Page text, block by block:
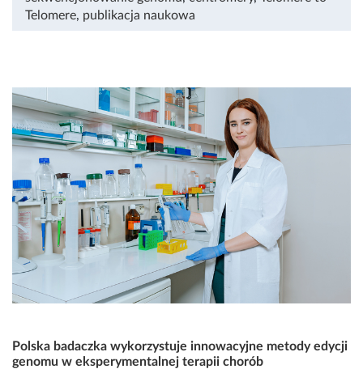
Telomere, publikacja naukowa
Polska badaczka wykorzystuje innowacyjne metody edycji
genomu w eksperymentalnej terapii chorób